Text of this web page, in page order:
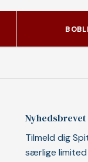
Nyhedsbrevet
Tilmeld dig
særlige